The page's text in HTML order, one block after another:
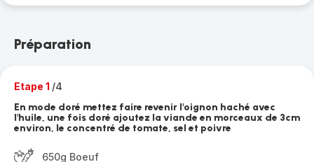
Préparation
Etape 1 /4
En mode doré mettez faire revenir l'oignon haché avec
l'huile, une fois doré ajoutez la viande en morceaux de 3cm
environ, le concentré de tomate, sel et poivre
650g Boeuf